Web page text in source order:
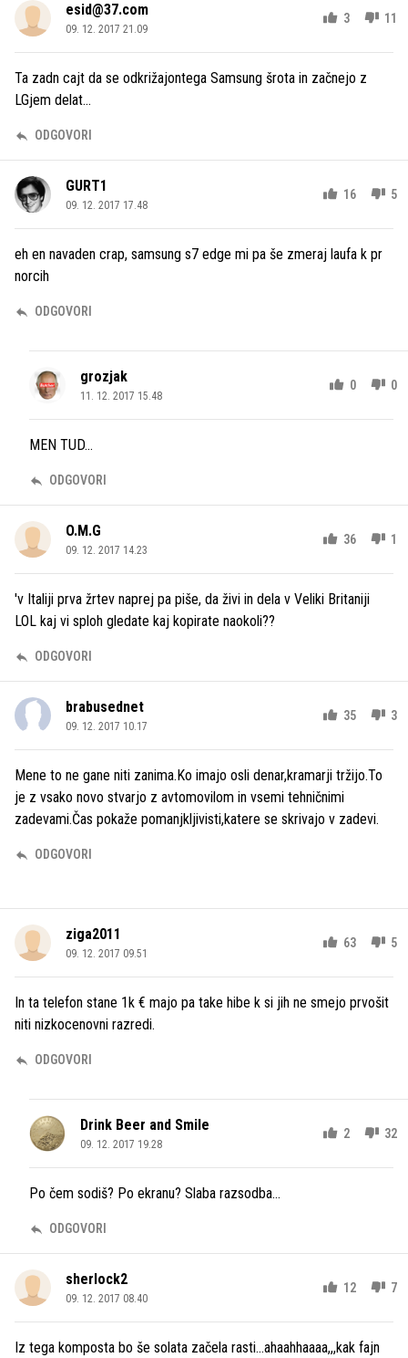
esid@37.com
09. 12. 2017 21.09
3 11
Ta zadn cajt da se odkrižajontega Samsung šrota in začnejo z
LGjem delat...
ODGOVORI
GURT1
09. 12. 2017 17.48
16 5
eh en navaden crap, samsung s7 edge mi pa še zmeraj laufa k pr
norcih
ODGOVORI
grozjak
11. 12. 2017 15.48
0 0
MEN TUD...
ODGOVORI
O.M.G
09. 12. 2017 14.23
36 1
'v Italiji prva žrtev naprej pa piše, da živi in dela v Veliki Britaniji
LOL kaj vi sploh gledate kaj kopirate naokoli??
ODGOVORI
brabusednet
09. 12. 2017 10.17
35 3
Mene to ne gane niti zanima.Ko imajo osli denar,kramarji tržijo.To
je z vsako novo stvarjo z avtomovilom in vsemi tehničnimi
zadevami.Čas pokaže pomanjkljivisti,katere se skrivajo v zadevi.
ODGOVORI
ziga2011
09. 12. 2017 09.51
63 5
In ta telefon stane 1k € majo pa take hibe k si jih ne smejo prvošit
niti nizkocenovni razredi.
ODGOVORI
Drink Beer and Smile
09. 12. 2017 19.28
2 32
Po čem sodiš? Po ekranu? Slaba razsodba...
ODGOVORI
sherlock2
09. 12. 2017 08.40
12 7
Iz tega komposta bo še solata začela rasti...ahaahhaaaa,,,kak fajn